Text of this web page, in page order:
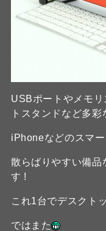
USBポートやメモ
トスタンドなど多
iPhoneなどのスマ
散らばりやすい備品
す !
これ1台でデスクト
ではまた